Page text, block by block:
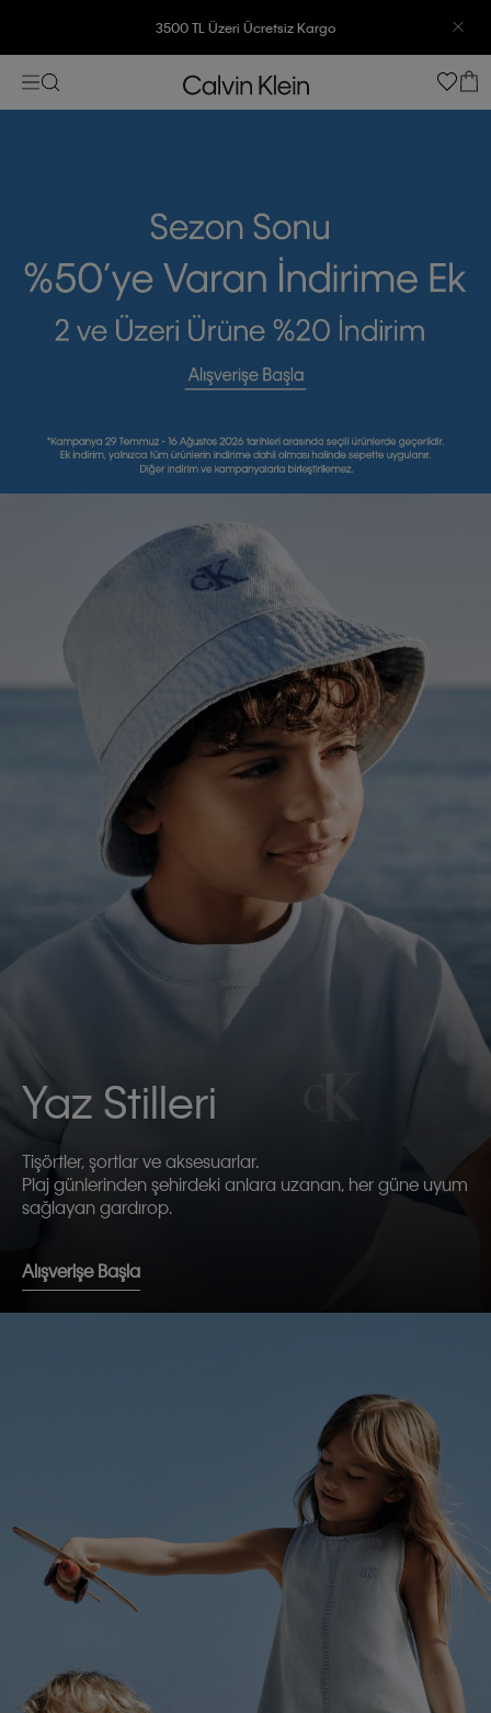
7500 TL Ve Üzeri Alışverişlerinizde 6 Taksit İmkanı
Yaz Stilleri
Tişörtler, şortlar ve aksesuarlar.
Plaj günlerinden şehirdeki anlara uzanan, her güne uyum
sağlayan gardırop.
Alışverişe Başla